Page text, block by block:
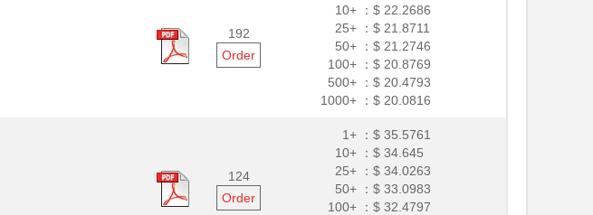
192
Order
10+ ：$ 22.2686
25+ ：$ 21.8711
50+ ：$ 21.2746
100+ ：$ 20.8769
500+ ：$ 20.4793
1000+ ：$ 20.0816
124
Order
1+ ：$ 35.5761
10+ ：$ 34.645
25+ ：$ 34.0263
50+ ：$ 33.0983
100+ ：$ 32.4797